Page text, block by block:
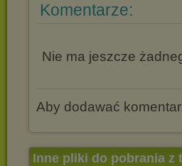
Komentarze:
Nie ma jeszcze
Aby dodawać
Inne pliki do pobrania z